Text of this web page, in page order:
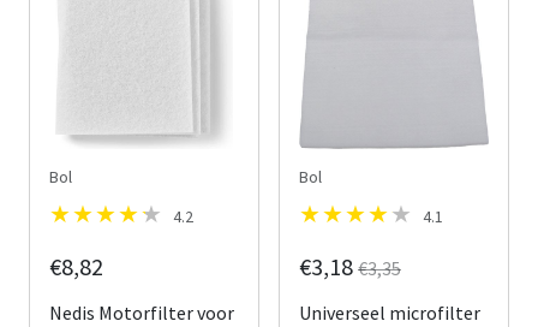
Bol
4.2
€8,82
Nedis Motorfilter voor
Bol
4.1
€3,18 €3,35
Universeel microfilter